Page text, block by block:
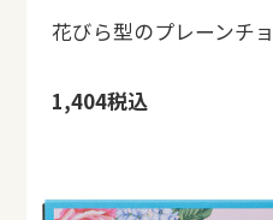
花びら型のプレーンチ
1,404税込